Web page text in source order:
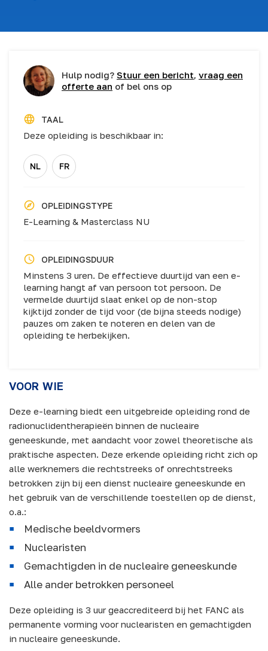
VOOR WIE
Deze e-learning biedt een uitgebreide opleiding rond de
radionuclidentherapieën binnen de nucleaire
geneeskunde, met aandacht voor zowel theoretische als
praktische aspecten. Deze erkende opleiding richt zich op
alle werknemers die rechtstreeks of onrechtstreeks
betrokken zijn bij een dienst nucleaire geneeskunde en
het gebruik van de verschillende toestellen op de dienst,
o.a.:
Medische beeldvormers
Nuclearisten
Gemachtigden in de nucleaire geneeskunde
Alle ander betrokken personeel
Deze opleiding is 3 uur geaccrediteerd bij het FANC als
permanente vorming voor nuclearisten en gemachtigden
in nucleaire geneeskunde.
Hulp nodig? Stuur een bericht, vraag een
offerte aan of bel ons op
TAAL
Deze opleiding is beschikbaar in:
NL FR
OPLEIDINGSTYPE
E-Learning & Masterclass NU
OPLEIDINGSDUUR
Minstens 3 uren. De effectieve duurtijd van een e-
learning hangt af van persoon tot persoon. De
vermelde duurtijd slaat enkel op de non-stop
kijktijd zonder de tijd voor (de bijna steeds nodige)
pauzes om zaken te noteren en delen van de
opleiding te herbekijken.